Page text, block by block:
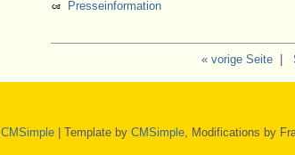
Presseinformation
« vorige Seite|
CMSimple| Template by CMSimple, Modifications by